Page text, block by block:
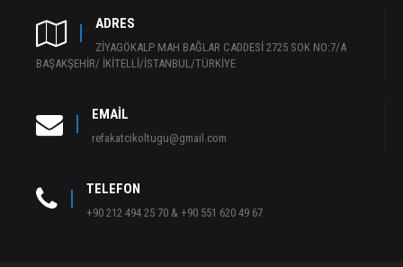
ADRES
ZİYAGÖKALP MAH BAĞLAR CADDESİ 2725 SOK NO:7/A
BAŞAKŞEHİR/ İKİTELLİ/İSTANBUL/TÜRKİYE
EMAIL
refakatcikoltugu@gmail.com
TELEFON
+90 212 494 25 70 & +90 551 620 49 67